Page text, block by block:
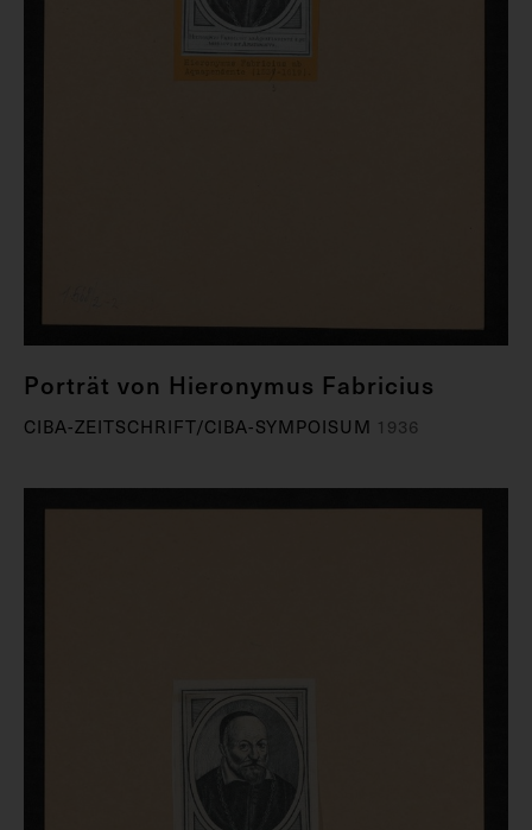
Porträt von Hieronymus Fabricius
CIBA-ZEITSCHRIFT/CIBA-SYMPOISUM 1936